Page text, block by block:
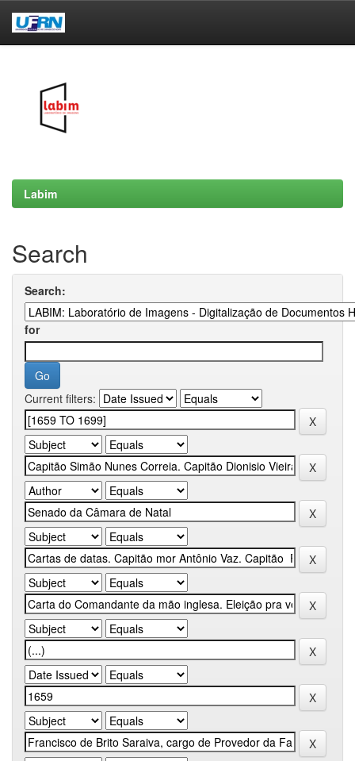
Labim
Search
Search:
for
Current filters: